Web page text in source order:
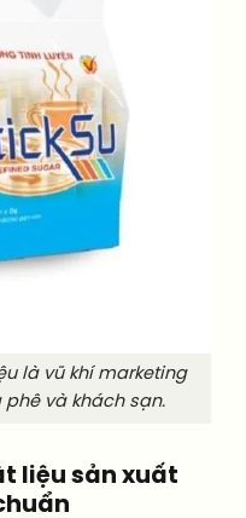
là vũ khí marketing
và khách sạn.
liệu sản xuất